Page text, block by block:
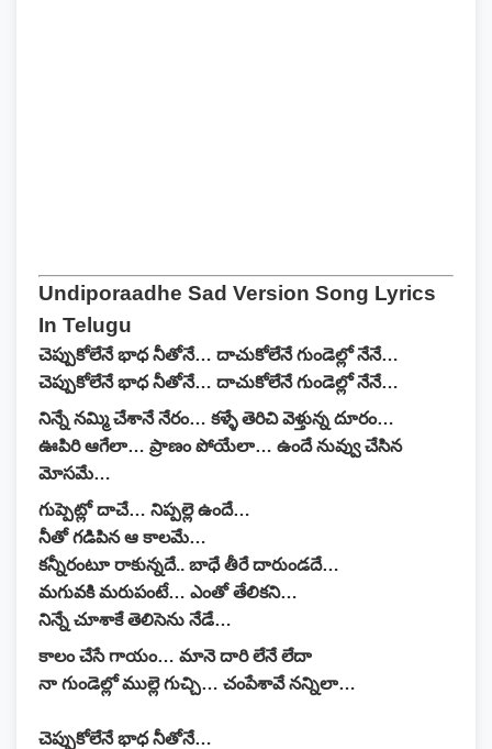
Undiporaadhe Sad Version Song Lyrics
In Telugu
చెప్పుకోలేనే భాధ నీతోనే… దాచుకోలేనే గుండెల్లో నేనే…
చెప్పుకోలేనే భాధ నీతోనే… దాచుకోలేనే గుండెల్లో నేనే…
నిన్నే నమ్మి చేశానే నేరం… కళ్ళే తెరిచి వెళ్తున్న దూరం…
ఊపిరి ఆగేలా… ప్రాణం పోయేలా… ఉందే నువ్వు చేసిన
మోసమే…
గుప్పెట్లో దాచే… నిప్పల్లె ఉందే…
నీతో గడిపిన ఆ కాలమే…
కన్నీరంటూ రాకున్నదే.. బాధే తీరే దారుండదే…
మగువకి మరుపంటే… ఎంతో తేలికని…
నిన్నే చూశాకే తెలిసెను నేడే…
కాలం చేసే గాయం… మానె దారి లేనే లేదా
నా గుండెల్లో ముల్లె గుచ్చి… చంపేశావే నన్నిలా…
చెప్పుకోలేనే భాధ నీతోనే…